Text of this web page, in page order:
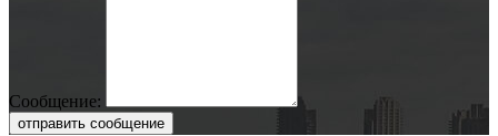
Сообщение:
отправить сообщение